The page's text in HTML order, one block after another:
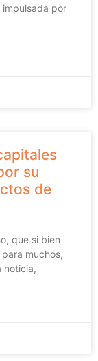
impulsada por
su
de
que si bien
muchos,
noticia,